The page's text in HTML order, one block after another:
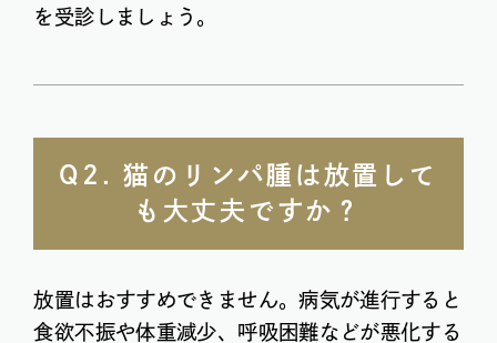
を受診しましょう。
Q2. 猫のリンパ腫は放置して
も大丈夫ですか？
放置はおすすめできません。病気が進行すると
食欲不振や体重減少、呼吸困難などが悪化する